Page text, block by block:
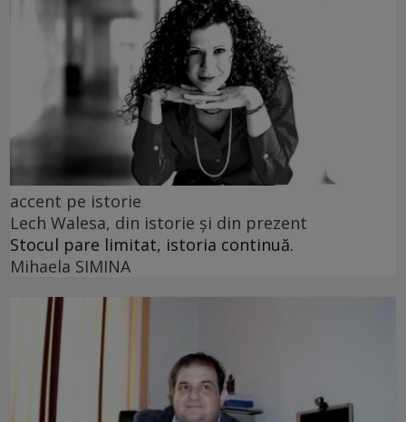
accent pe istorie
Lech Walesa, din istorie și din prezent
Stocul pare limitat, istoria continuă.
Mihaela SIMINA